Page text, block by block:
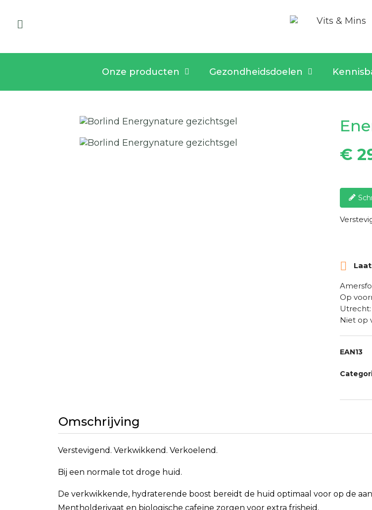
Onze producten Gezondheidsdoelen
€

Op
Utrecht:
Niet op
EAN13
Omschrijving
Verstevigend. Verkwikkend. Verkoelend.
Bij een normale tot droge huid.
De verkwikkende, hydraterende boost bereidt de huid optimaal voor op de
Mentholderivaat en biologische cafeïne zorgen voor extra frisheid.